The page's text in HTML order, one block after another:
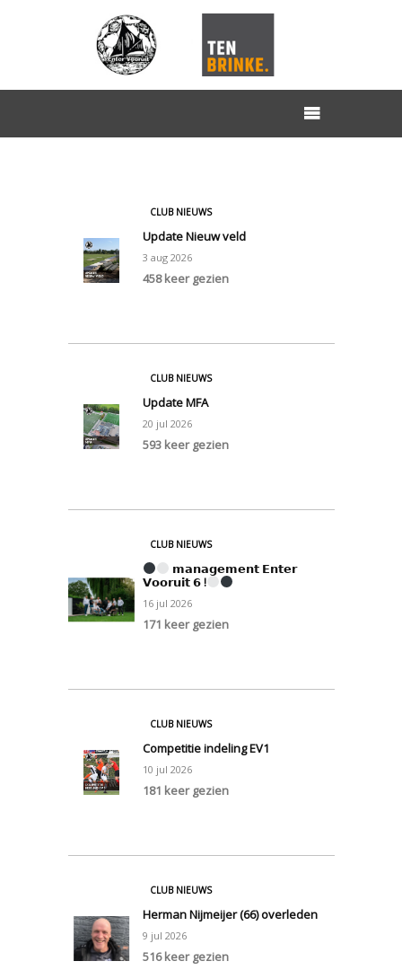
CLUB NIEUWS
Update Nieuw veld
3 aug 2026
458 keer gezien
CLUB NIEUWS
Update MFA
20 jul 2026
593 keer gezien
CLUB NIEUWS
𝗺𝗮𝗻𝗮𝗴𝗲𝗺𝗲𝗻𝘁 𝗘𝗻𝘁𝗲𝗿
𝗩𝗼𝗼𝗿𝘂𝗶𝘁 𝟲 !
16 jul 2026
171 keer gezien
CLUB NIEUWS
Competitie indeling EV1
10 jul 2026
181 keer gezien
CLUB NIEUWS
Herman Nijmeijer (66) overleden
9 jul 2026
516 keer gezien